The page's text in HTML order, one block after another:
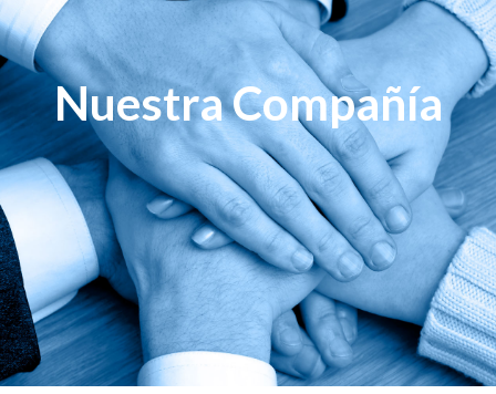
Nuestra Compañía